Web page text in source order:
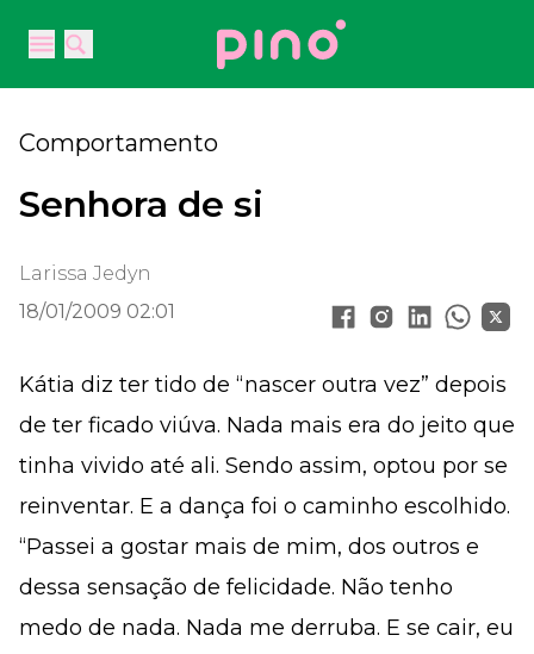
Open main menu
Open main menu
Your Company
Comportamento
Senhora de si
Larissa Jedyn
18/01/2009 02:01
Kátia diz ter tido de “nascer outra vez” depois
de ter ficado viúva. Nada mais era do jeito que
tinha vivido até ali. Sendo assim, optou por se
reinventar. E a dança foi o caminho escolhido.
“Passei a gostar mais de mim, dos outros e
dessa sensação de felicidade. Não tenho
medo de nada. Nada me derruba. E se cair, eu